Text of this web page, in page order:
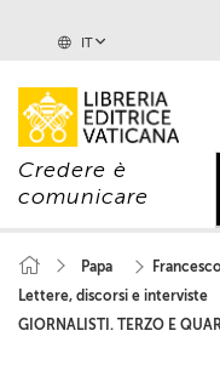
IT
Credere è
comunicare
Papa Francesco
Lettere, discorsi e interviste
GIORNALISTI. TERZO E